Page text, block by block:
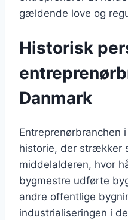
gældende love og
Historisk
Danmark
Entreprenørbranchen
historie, der strækker
middelalderen, hvor
bygmestre udførte
andre offentlige
industrialiseringen i